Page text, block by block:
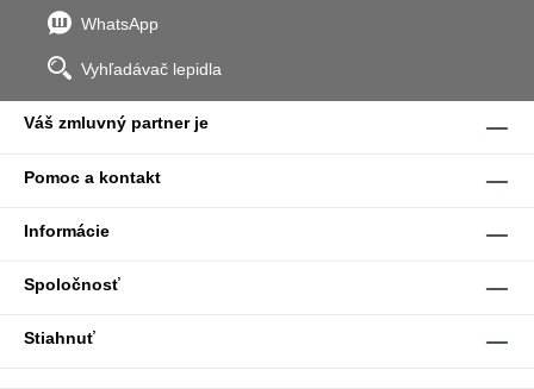
WhatsApp
Vyhľadávač lepidla
Váš zmluvný partner je
Pomoc a kontakt
Informácie
Spoločnosť
Stiahnuť